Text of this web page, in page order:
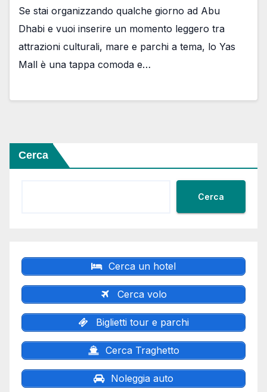
Se stai organizzando qualche giorno ad Abu
Dhabi e vuoi inserire un momento leggero tra
attrazioni culturali, mare e parchi a tema, lo Yas
Mall è una tappa comoda e…
Cerca
Cerca
Cerca un hotel
Cerca volo
Biglietti tour e parchi
Cerca Traghetto
Noleggia auto